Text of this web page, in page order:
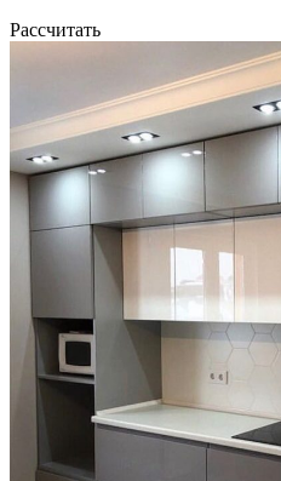
Рассчитать